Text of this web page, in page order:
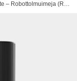
(RLX85CE-4 BLACK)